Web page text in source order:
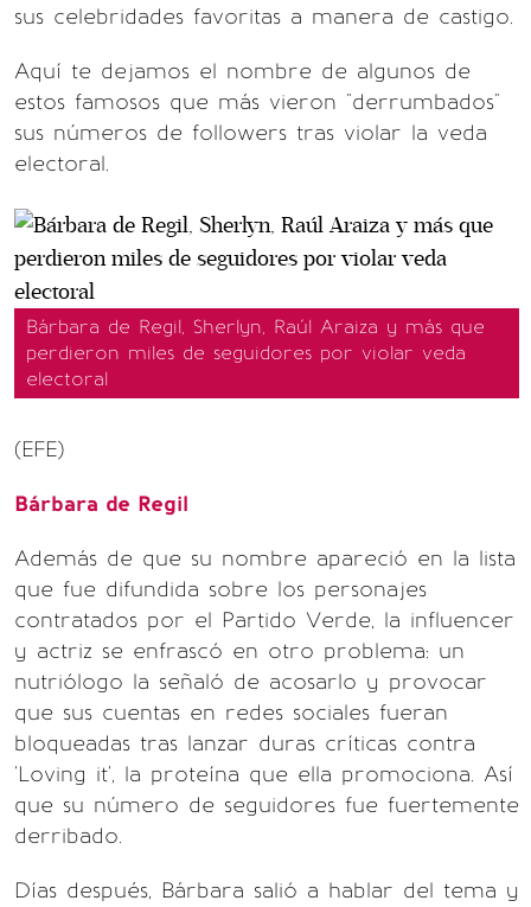
sus celebridades favoritas a manera de castigo.
Aquí te dejamos el nombre de algunos de
estos famosos que más vieron "derrumbados"
sus números de followers tras violar la veda
electoral.
Bárbara de Regil, Sherlyn, Raúl Araiza y más que
perdieron miles de seguidores por violar veda
electoral
(EFE)
Bárbara de Regil
Además de que su nombre apareció en la lista
que fue difundida sobre los personajes
contratados por el Partido Verde, la influencer
y actriz se enfrascó en otro problema: un
nutriólogo la señaló de acosarlo y provocar
que sus cuentas en redes sociales fueran
bloqueadas tras lanzar duras críticas contra
'Loving it', la proteína que ella promociona. Así
que su número de seguidores fue fuertemente
derribado.
Días después, Bárbara salió a hablar del tema y